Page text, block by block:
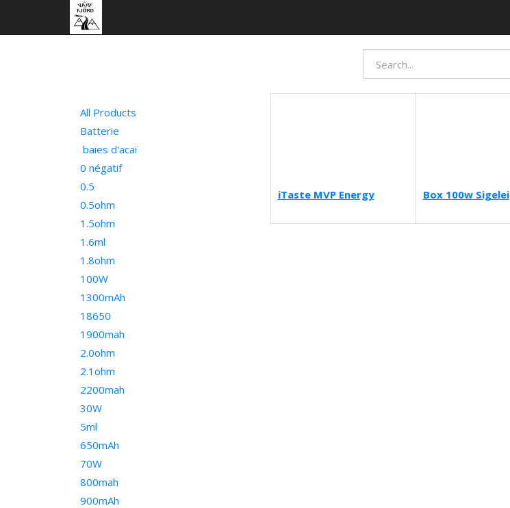
All Products
Batterie
baies d'acaï
0 négatif
0.5
0.5ohm
1.5ohm
1.6ml
1.8ohm
100W
1300mAh
18650
1900mah
2.0ohm
2.1ohm
2200mah
30W
5ml
650mAh
70W
800mah
900mAh
iTaste MVP Energy Box 100w Sigelei